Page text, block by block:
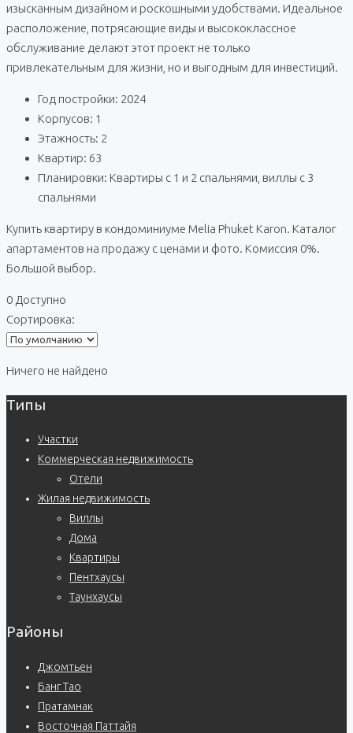
изысканным дизайном и роскошными удобствами. Идеальное
расположение, потрясающие виды и высококлассное
обслуживание делают этот проект не только
привлекательным для жизни, но и выгодным для инвестиций.
Год постройки: 2024
Корпусов: 1
Этажность: 2
Квартир: 63
Планировки: Квартиры с 1 и 2 спальнями, виллы с 3
спальнями
Купить квартиру в кондоминиуме Melia Phuket Karon. Каталог
апартаментов на продажу с ценами и фото. Комиссия 0%.
Большой выбор.
0 Доступно
Сортировка:
Ничего не найдено
Типы
Участки
Коммерческая недвижимость
Отели
Жилая недвижимость
Виллы
Дома
Квартиры
Пентхаусы
Таунхаусы
Районы
Джомтьен
Банг Тао
Пратамнак
Восточная Паттайя